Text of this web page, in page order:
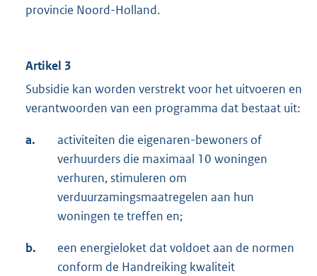
provincie Noord-Holland.
Artikel 3
Subsidie kan worden verstrekt voor het uitvoeren en
verantwoorden van een programma dat bestaat uit:
a.
activiteiten die eigenaren-bewoners of
verhuurders die maximaal 10 woningen
verhuren, stimuleren om
verduurzamingsmaatregelen aan hun
woningen te treffen en;
b.
een energieloket dat voldoet aan de normen
conform de Handreiking kwaliteit